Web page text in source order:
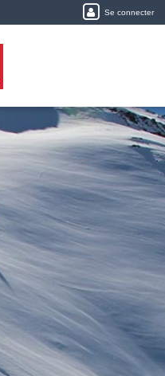
Se connecter